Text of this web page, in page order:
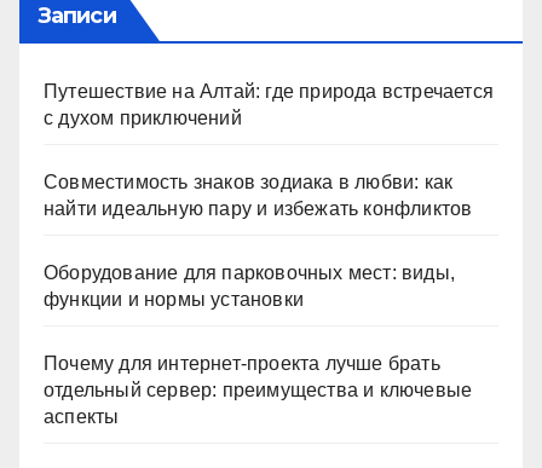
Записи
Путешествие на Алтай: где природа встречается
с духом приключений
Совместимость знаков зодиака в любви: как
найти идеальную пару и избежать конфликтов
Оборудование для парковочных мест: виды,
функции и нормы установки
Почему для интернет-проекта лучше брать
отдельный сервер: преимущества и ключевые
аспекты